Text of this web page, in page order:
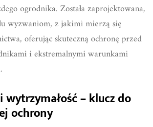
ogrodnika. Została zaprojektowana,
wyzwaniom, z jakimi mierzą się
oferując skuteczną ochronę przed
i ekstremalnymi warunkami
wytrzymałość – klucz do
ochrony